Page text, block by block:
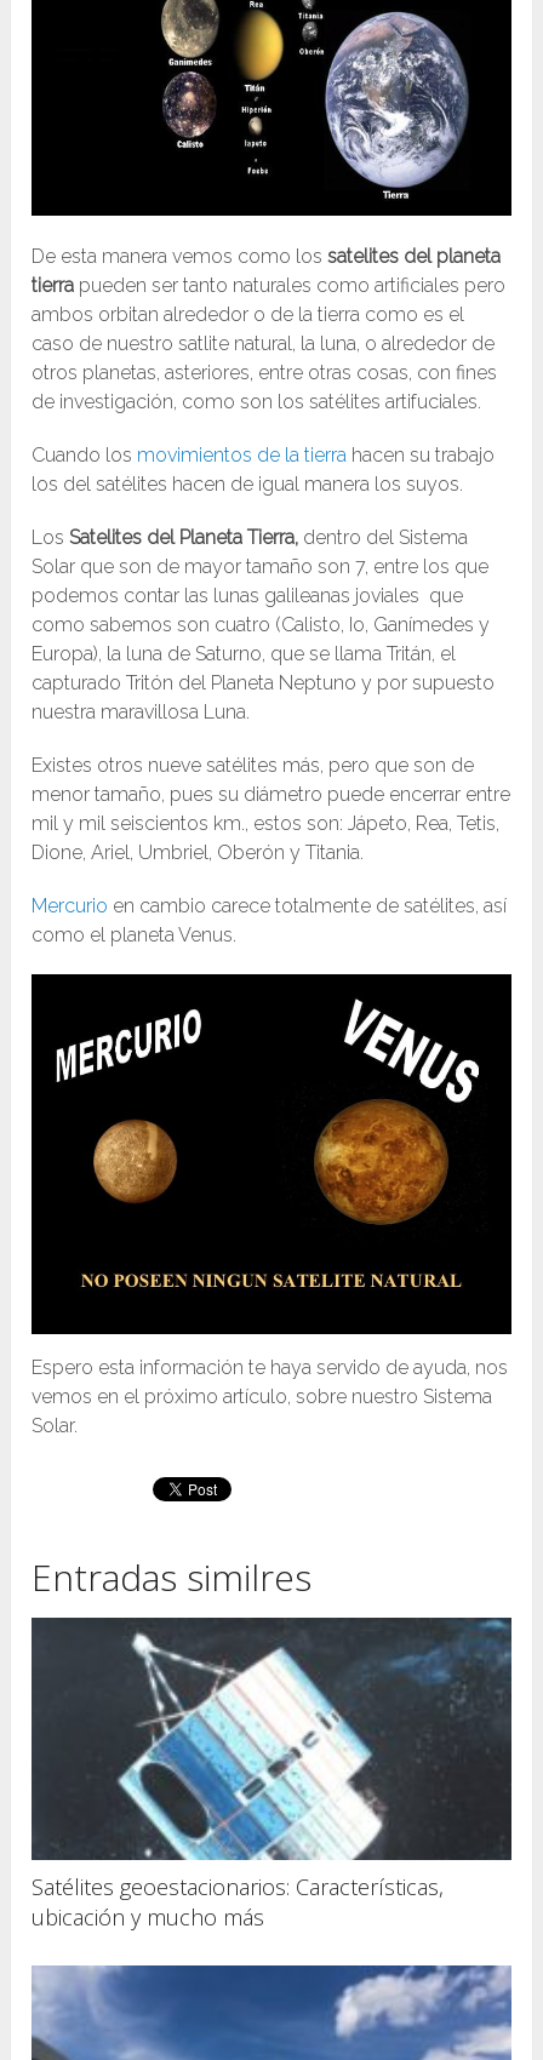
De esta manera vemos como lossatelites del planeta
tierra pueden ser tanto naturales como artificiales pero
ambos orbitan alrededor o de la tierra como es el
caso de nuestro satlite natural, la luna, o alrededor de
otros planetas, asteriores, entre otras cosas, con fines
de investigación, como son los satélites artifuciales.
Cuando los movimientos de la tierra hacen su trabajo
los del satélites hacen de igual manera los suyos.
LosSatelites del Planeta Tierra, dentro del Sistema
Solar que son de mayor tamaño son 7, entre los que
podemos contar las lunas galileanas joviales que
como sabemos son cuatro (Calisto, Io, Ganímedes y
Europa), la luna de Saturno, que se llama Tritán, el
capturado Tritón del Planeta Neptuno y por supuesto
nuestra maravillosa Luna.
Existes otros nueve satélites más, pero que son de
menor tamaño, pues su diámetro puede encerrar entre
mil y mil seiscientos km., estos son: Jápeto, Rea, Tetis,
Dione, Ariel, Umbriel, Oberón y Titania.
Mercurio en cambio carece totalmente de satélites, así
como el planeta Venus.
Espero esta información te haya servido de ayuda, nos
vemos en el próximo artículo, sobre nuestro Sistema
Solar.
Entradas similres
Satélites geoestacionarios: Características,
ubicación y mucho más